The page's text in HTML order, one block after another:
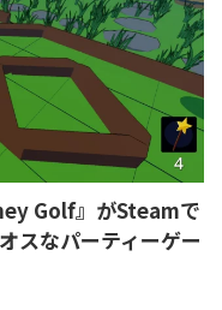
Golf』がSteamで
スなパーティーゲー